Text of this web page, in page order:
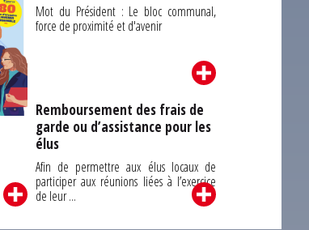
Mot du Président : Le bloc communal,
force de proximité et d'avenir
Remboursement des frais de
garde ou d’assistance pour les
élus
Afin de permettre aux élus locaux de
participer aux réunions liées à l’exercice
de leur ...